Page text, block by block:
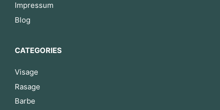
Impressum
Blog
CATEGORIES
Visage
Rasage
Barbe